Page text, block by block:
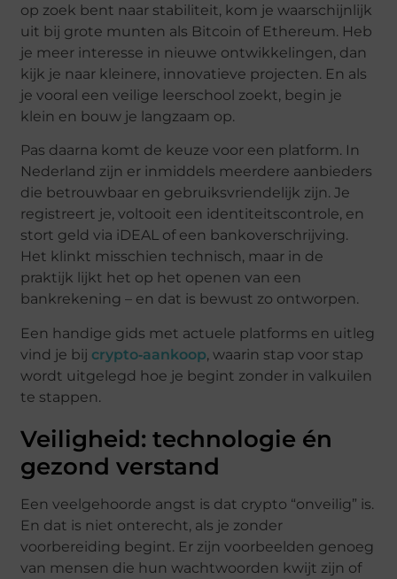
op zoek bent naar stabiliteit, kom je waarschijnlijk
uit bij grote munten als Bitcoin of Ethereum. Heb
je meer interesse in nieuwe ontwikkelingen, dan
kijk je naar kleinere, innovatieve projecten. En als
je vooral een veilige leerschool zoekt, begin je
klein en bouw je langzaam op.
Pas daarna komt de keuze voor een platform. In
Nederland zijn er inmiddels meerdere aanbieders
die betrouwbaar en gebruiksvriendelijk zijn. Je
registreert je, voltooit een identiteitscontrole, en
stort geld via iDEAL of een bankoverschrijving.
Het klinkt misschien technisch, maar in de
praktijk lijkt het op het openen van een
bankrekening – en dat is bewust zo ontworpen.
Een handige gids met actuele platforms en uitleg
vind je bij crypto‑aankoop, waarin stap voor stap
wordt uitgelegd hoe je begint zonder in valkuilen
te stappen.
Veiligheid: technologie én
gezond verstand
Een veelgehoorde angst is dat crypto “onveilig” is.
En dat is niet onterecht, als je zonder
voorbereiding begint. Er zijn voorbeelden genoeg
van mensen die hun wachtwoorden kwijt zijn of